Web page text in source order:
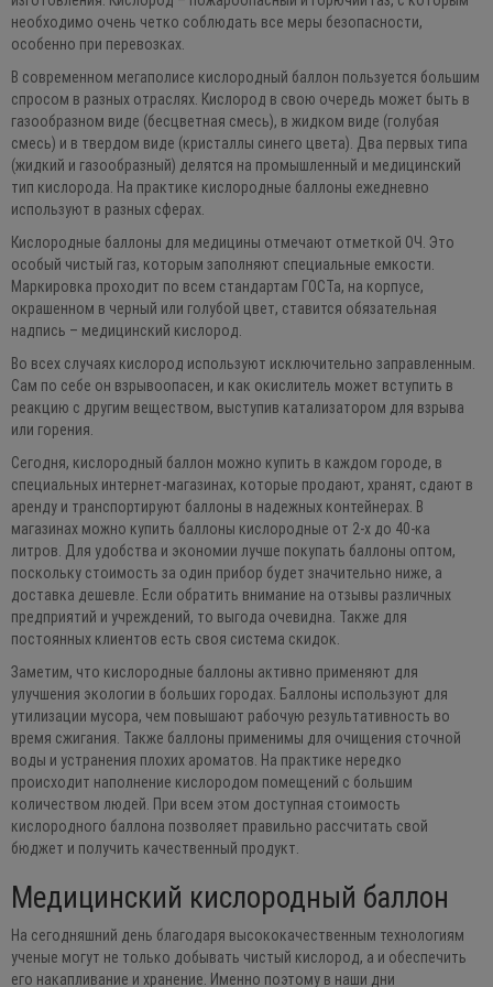
необходимо очень четко соблюдать все меры безопасности,
особенно при перевозках.
В современном мегаполисе кислородный баллон пользуется большим
спросом в разных отраслях. Кислород в свою очередь может быть в
газообразном виде (бесцветная смесь), в жидком виде (голубая
смесь) и в твердом виде (кристаллы синего цвета). Два первых типа
(жидкий и газообразный) делятся на промышленный и медицинский
тип кислорода. На практике кислородные баллоны ежедневно
используют в разных сферах.
Кислородные баллоны для медицины отмечают отметкой ОЧ. Это
особый чистый газ, которым заполняют специальные емкости.
Маркировка проходит по всем стандартам ГОСТа, на корпусе,
окрашенном в черный или голубой цвет, ставится обязательная
надпись – медицинский кислород.
Во всех случаях кислород используют исключительно заправленным.
Сам по себе он взрывоопасен, и как окислитель может вступить в
реакцию с другим веществом, выступив катализатором для взрыва
или горения.
Сегодня, кислородный баллон можно купить в каждом городе, в
специальных интернет-магазинах, которые продают, хранят, сдают в
аренду и транспортируют баллоны в надежных контейнерах. В
магазинах можно купить баллоны кислородные от 2-х до 40-ка
литров. Для удобства и экономии лучше покупать баллоны оптом,
поскольку стоимость за один прибор будет значительно ниже, а
доставка дешевле. Если обратить внимание на отзывы различных
предприятий и учреждений, то выгода очевидна. Также для
постоянных клиентов есть своя система скидок.
Заметим, что кислородные баллоны активно применяют для
улучшения экологии в больших городах. Баллоны используют для
утилизации мусора, чем повышают рабочую результативность во
время сжигания. Также баллоны применимы для очищения сточной
воды и устранения плохих ароматов. На практике нередко
происходит наполнение кислородом помещений с большим
количеством людей. При всем этом доступная стоимость
кислородного баллона позволяет правильно рассчитать свой
бюджет и получить качественный продукт.
Медицинский кислородный баллон
На сегодняшний день благодаря высококачественным технологиям
ученые могут не только добывать чистый кислород, а и обеспечить
его накапливание и хранение. Именно поэтому в наши дни